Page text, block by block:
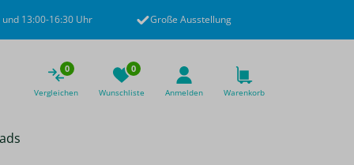
13:00-16:30 Uhr Große Ausstellung
0
Vergleichen
0
Wunschliste Anmelden Warenkorb